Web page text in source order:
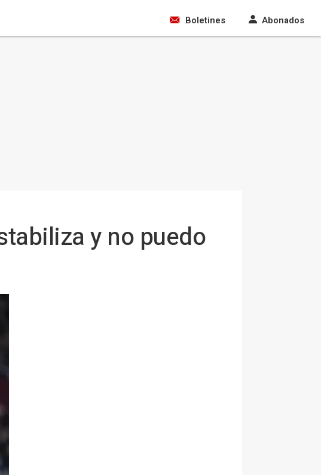
Boletines Abonados
y no puedo